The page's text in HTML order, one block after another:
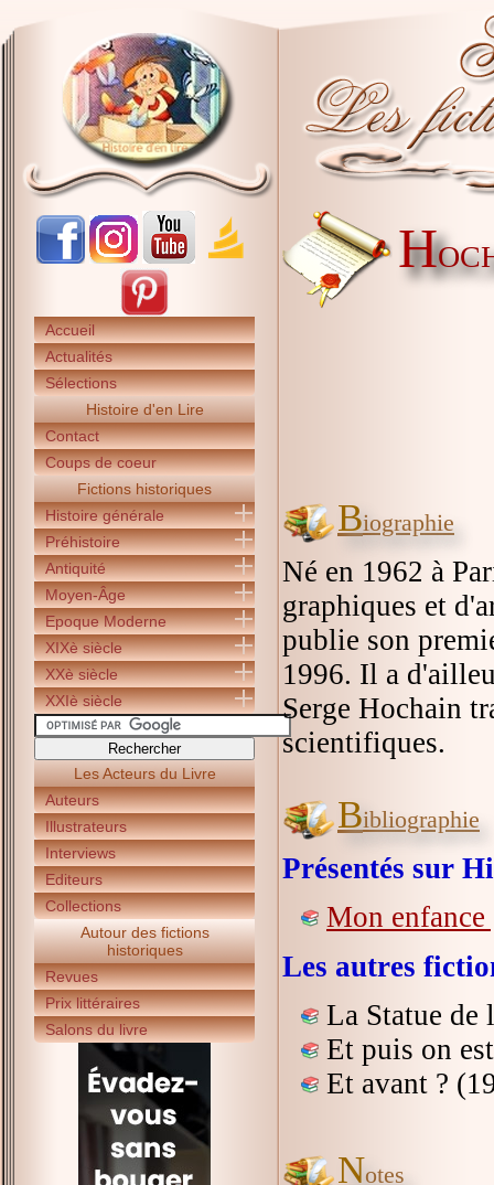
Accueil
Actualités
Sélections
Histoire d'en Lire
Contact
Coups de coeur
Fictions historiques
Histoire générale
Préhistoire
Antiquité
Moyen-Âge
Epoque Moderne
XIXè siècle
XXè siècle
XXIè siècle
Les Acteurs du Livre
Auteurs
Illustrateurs
Interviews
Editeurs
Collections
Autour des fictions
historiques
Revues
Prix littéraires
Salons du livre
H
Biographie
Né en 1962 à
graphiques et
publie son
1996. Il a
Serge Hochain
scientifiques.
Bibliographie
Présentés sur
Mon enfance
Les autres
La Statue de
Et puis on
Et avant ?
Notes